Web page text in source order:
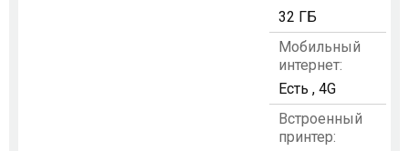
32 ГБ
Мобильный
интернет:
Есть , 4G
Встроенный
принтер: